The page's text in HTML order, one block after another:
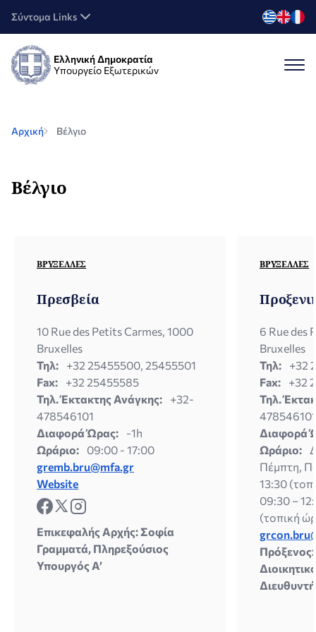
Σύντομα Links
Ελληνική Δημοκρατία
Υπουργείο Εξωτερικών
Αρχική Βέλγιο
Βέλγιο
ΒΡΥΞΈΛΛΕΣ
Πρεσβεία
10 Rue des Petits Carmes, 1000
Bruxelles
Τηλ:
+32 25455500, 25455501
Fax:
+32 25455585
Τηλ. Έκτακτης Ανάγκης:
+32-
478546101
Διαφορά Ώρας:
-1h
Ωράριο:
09:00 - 17:00
gremb.bru@mfa.gr
Website
Επικεφαλής Αρχής: Σοφία
Γραμματά, Πληρεξούσιος
Υπουργός Α’
ΒΡΥΞΈΛΛΕΣ
6 Rue des
Bruxelles
Τηλ:
+32
Fax:
+32
Τηλ.
478546101
Διαφορά
Ωράριο:
Πέμπτη,
13:30
09:30 –
(τοπική